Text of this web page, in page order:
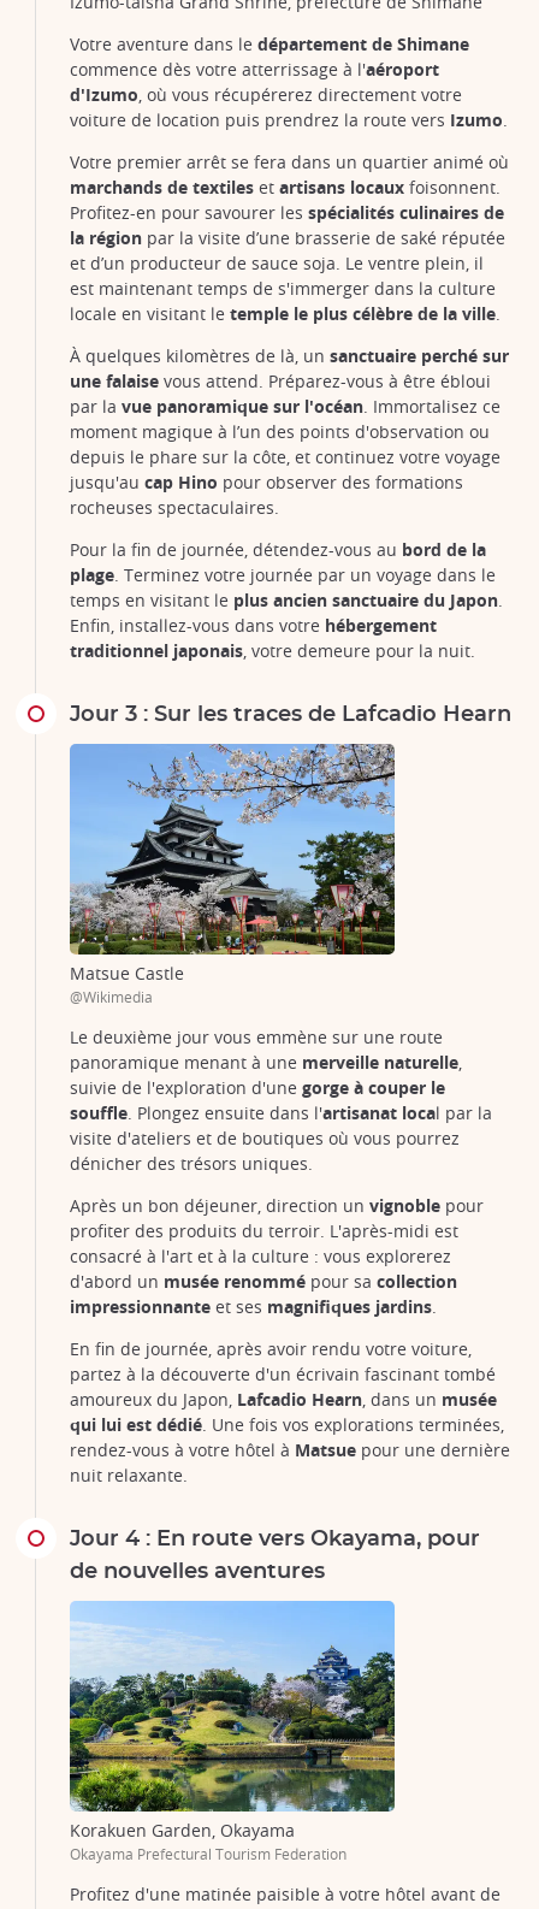
Votre aventure dans le département de Shimane
commence dès votre atterrissage à l'aéroport
d'Izumo, où vous récupérerez directement votre
voiture de location puis prendrez la route vers Izumo.
Votre premier arrêt se fera dans un quartier animé où
marchands de textiles et artisans locaux foisonnent.
Profitez-en pour savourer les spécialités culinaires de
la région par la visite d’une brasserie de saké réputée
et d’un producteur de sauce soja. Le ventre plein, il
est maintenant temps de s'immerger dans la culture
locale en visitant le temple le plus célèbre de la ville.
À quelques kilomètres de là, un sanctuaire perché sur
une falaise vous attend. Préparez-vous à être ébloui
par la vue panoramique sur l'océan. Immortalisez ce
moment magique à l’un des points d'observation ou
depuis le phare sur la côte, et continuez votre voyage
jusqu'au cap Hino pour observer des formations
rocheuses spectaculaires.
Pour la fin de journée, détendez-vous au bord de la
plage. Terminez votre journée par un voyage dans le
temps en visitant le plus ancien sanctuaire du Japon.
Enfin, installez-vous dans votre hébergement
traditionnel japonais, votre demeure pour la nuit.
Jour 3 : Sur les traces de Lafcadio Hearn
Matsue Castle
@Wikimedia
Le deuxième jour vous emmène sur une route
panoramique menant à une merveille naturelle,
suivie de l'exploration d'une gorge à couper le
souffle. Plongez ensuite dans l'artisanat local par la
visite d'ateliers et de boutiques où vous pourrez
dénicher des trésors uniques.
Après un bon déjeuner, direction un vignoble pour
profiter des produits du terroir. L'après-midi est
consacré à l'art et à la culture : vous explorerez
d'abord un musée renommé pour sa collection
impressionnante et ses magnifiques jardins.
En fin de journée, après avoir rendu votre voiture,
partez à la découverte d'un écrivain fascinant tombé
amoureux du Japon, Lafcadio Hearn, dans un musée
qui lui est dédié. Une fois vos explorations terminées,
rendez-vous à votre hôtel à Matsue pour une dernière
nuit relaxante.
Jour 4 : En route vers Okayama, pour
de nouvelles aventures
Korakuen Garden, Okayama
Okayama Prefectural Tourism Federation
Profitez d'une matinée paisible à votre hôtel avant de